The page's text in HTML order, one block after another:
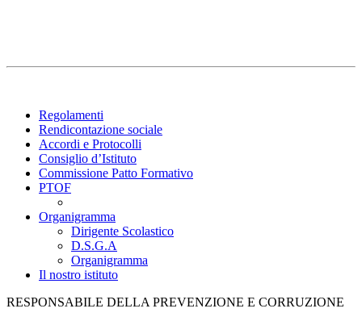
Regolamenti
Rendicontazione sociale
Accordi e Protocolli
Consiglio d’Istituto
Commissione Patto Formativo
PTOF
Organigramma
Dirigente Scolastico
D.S.G.A
Organigramma
Il nostro istituto
RESPONSABILE DELLA PREVENZIONE E CORRUZIONE